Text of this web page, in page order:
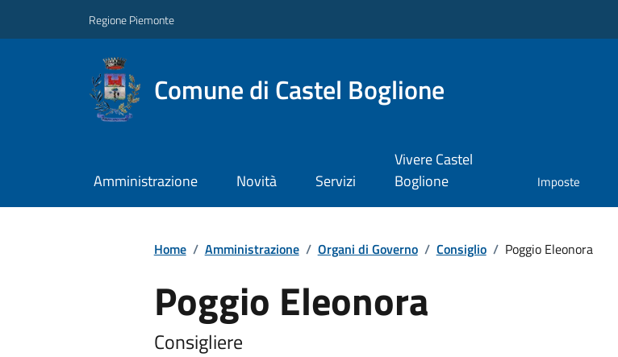
Regione Piemonte
Comune di Castel Boglione
Amministrazione Novità Servizi
Vivere Castel
Boglione
Imposte
Home / Amministrazione / Organi di Governo / Consiglio / Poggio Eleonora
Poggio Eleonora
Consigliere